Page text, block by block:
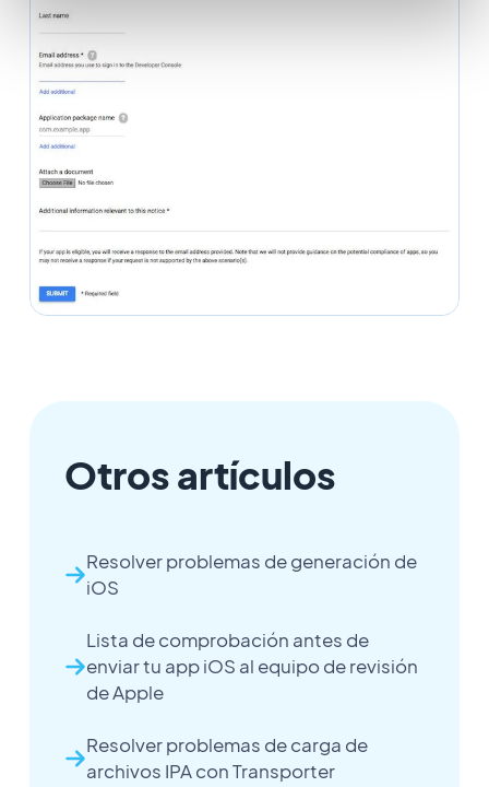
Otros artículos
Resolver problemas de generación de
iOS
Lista de comprobación antes de
enviar tu app iOS al equipo de revisión
de Apple
Resolver problemas de carga de
archivos IPA con Transporter